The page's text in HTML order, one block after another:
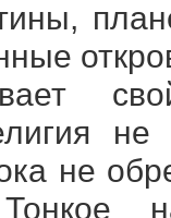
не
не